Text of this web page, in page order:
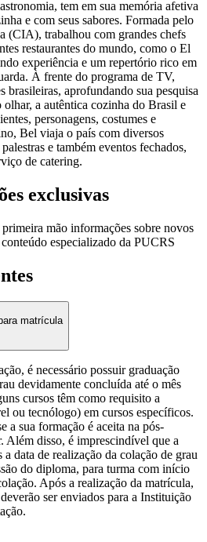
tem em sua memória afetiva
e com seus sabores. Formada pelo
(CIA), trabalhou com grandes chefs
restaurantes do mundo, como o El
experiência e um repertório rico em
À frente do programa de TV,
brasileiras, aprofundando sua pesquisa
a autêntica cozinha do Brasil e
personagens, costumes e
Bel viaja o país com diversos
e também eventos fechados,
de catering.
exclusivas
mão informações sobre novos
especializado da PUCRS
matrícula
é necessário possuir graduação
devidamente concluída até o mês
cursos têm como requisito a
ou tecnólogo) em cursos específicos.
a sua formação é aceita na pós-
Além disso, é imprescindível que a
data de realização da colação de grau
do diploma, para turma com início
Após a realização da matrícula,
ser enviados para a Instituição